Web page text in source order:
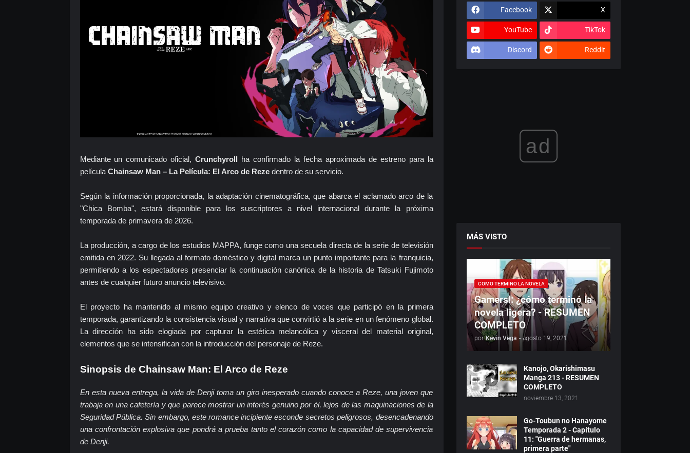
Mediante un comunicado oficial,Crunchyroll ha confirmado la fecha aproximada de estreno para la
película Chainsaw Man – La Película: El Arco de Reze dentro de su servicio.
Según la información proporcionada, la adaptación cinematográfica, que abarca el aclamado arco de la
"Chica Bomba", estará disponible para los suscriptoresa nivel internacional durante la próxima
temporada de primavera de 2026.
La producción, a cargo de los estudios MAPPA, funge como una secuela directa de la serie de televisión
emitida en 2022. Su llegada al formato doméstico y digital marca un punto importante para la franquicia,
permitiendo a los espectadores presenciar la continuación canónica de la historia de Tatsuki Fujimoto
antes de cualquier futuro anuncio televisivo.
El proyecto ha mantenido al mismo equipo creativo y elenco de voces que participó en la primera
temporada, garantizando la consistencia visual y narrativa que convirtió a la serie en un fenómeno global.
La dirección ha sido elogiada por capturar la estética melancólica y visceral del material original,
elementos que se intensifican con la introducción del personaje de Reze.
Sinopsis de Chainsaw Man: El Arco de Reze
En esta nueva entrega, la vida de Denji toma un giro inesperado cuando conoce a Reze, una joven que
trabaja en una cafetería y que parece mostrar un interés genuino por él, lejos de las maquinaciones de la
Seguridad Pública. Sin embargo, este romance incipiente esconde secretos peligrosos, desencadenando
una confrontación explosiva que pondrá a prueba tanto el corazón como la capacidad de supervivencia
de Denji.
Facebook X
YouTube TikTok
Discord Reddit
ad
MÁS VISTO
COMO TERMINO LA NOVELA
Gamers!: ¿cómo terminó la
novela ligera? - RESUMEN
COMPLETO
por Kevin Vega - agosto 19, 2021
Kanojo, Okarishimasu
Manga 213 - RESUMEN
COMPLETO
noviembre 13, 2021
Go-Toubun no Hanayome
Temporada 2 - Capítulo
11: "Guerra de hermanas,
primera parte"